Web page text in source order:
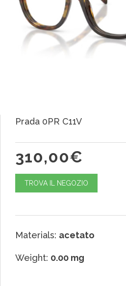
Prada 0PR C11V
310,00€
TROVA IL NEGOZIO
Materials: acetato
Weight: 0.00 mg